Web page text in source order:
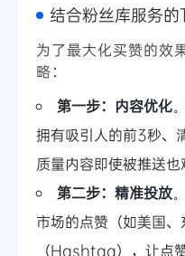
结合粉丝库服务
为了最大化买赞的效
略：
第一步：内容优化
拥有吸引人的前3秒、
质量内容即使被推送也
第二步：精准投放
市场的点赞（如美国
（Hashtag），让点